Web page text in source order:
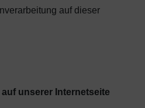
auf dieser
unserer Internetseite